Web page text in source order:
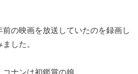
前の映画を放送していたのを録画し
した。